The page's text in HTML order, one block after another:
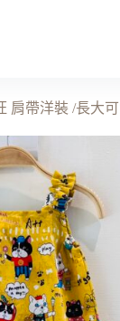
肩帶洋裝 /長大